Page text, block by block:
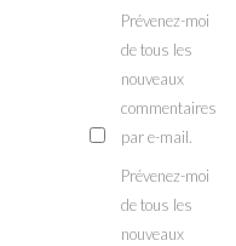
Prévenez-moi
de tous les
nouveaux
commentaires
par e-mail.
Prévenez-moi
de tous les
nouveaux